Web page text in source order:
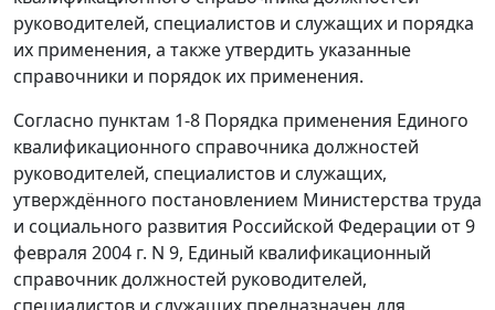
руководителей, специалистов и служащих и порядка
их применения, а также утвердить указанные
справочники и порядок их применения.
Согласно пунктам 1-8 Порядка применения Единого
квалификационного справочника должностей
руководителей, специалистов и служащих,
утверждённого постановлением Министерства труда
и социального развития Российской Федерации от 9
февраля 2004 г. N 9, Единый квалификационный
справочник должностей руководителей,